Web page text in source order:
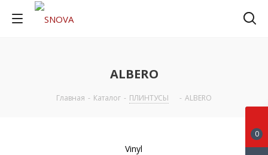
ALBERO
Главная - Каталог - ПЛИНТУСЫ - ALBERO
Vinyl
0